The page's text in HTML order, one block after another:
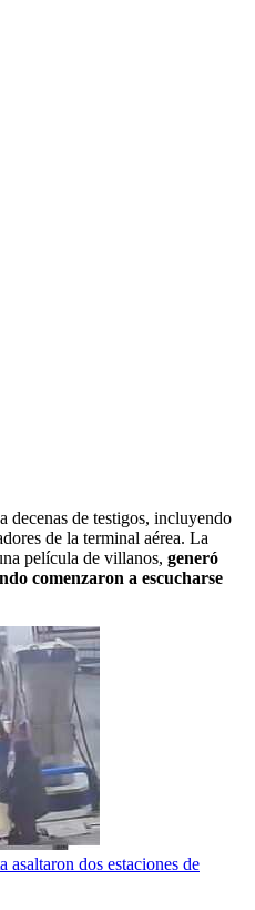
decenas de testigos, incluyendo
de la terminal aérea. La
película de villanos, generó
comenzaron a escucharse
asaltaron dos estaciones de